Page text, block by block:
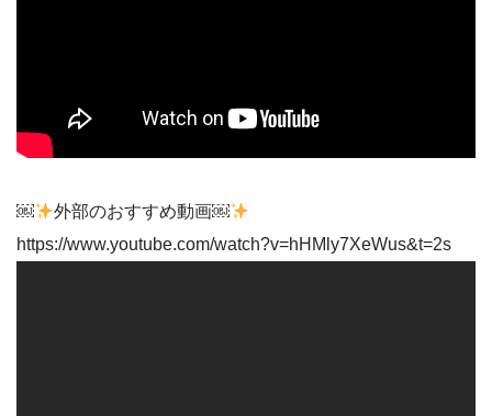
￼
外部のおすすめ動画￼
https://www.youtube.com/watch?v=hHMly7XeWus&t=2s